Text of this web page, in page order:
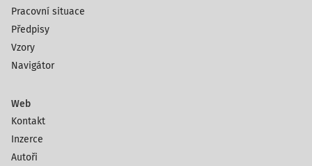
Pracovní situace
Předpisy
Vzory
Navigátor
Web
Kontakt
Inzerce
Autoři